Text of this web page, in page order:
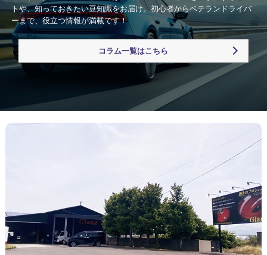
トや、知っておきたい豆知識をお届け。初心者からベテランドライバ
ーまで、役立つ情報が満載です！
コラム一覧はこちら